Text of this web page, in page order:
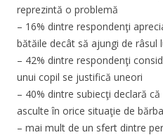
reprezintă o problemă
– 16% dintre respondenţi
bătăile decât să ajungi de râsul
– 42% dintre respondenţi
unui copil se justifică uneori
– 40% dintre subiecţi declară
asculte în orice situaţie de
– mai mult de un sfert dintre